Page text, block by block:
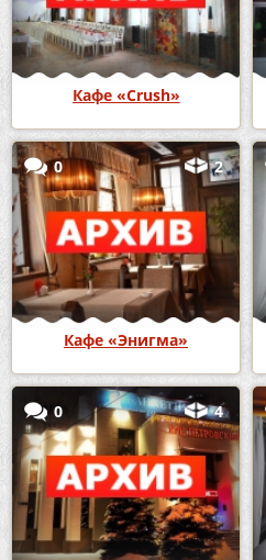
Кафе «Crush»
0 2
Кафе «Энигма»
0 4